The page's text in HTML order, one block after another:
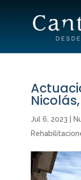
Jul 6, 2023